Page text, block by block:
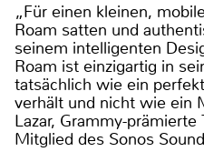
„Für einen kleinen,
Roam satten und
seinem intelligenten
Roam ist einzigartig in
tatsächlich wie ein
verhält und nicht wie ein
Lazar, Grammy-
Mitglied des Sonos